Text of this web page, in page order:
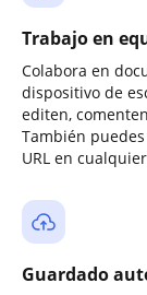
Trabajo en
Colabora en
dispositivo de
editen,
También
URL en
Guardado